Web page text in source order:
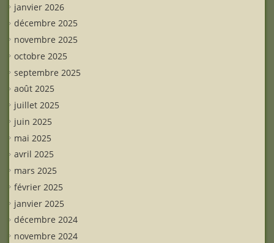
janvier 2026
décembre 2025
novembre 2025
octobre 2025
septembre 2025
août 2025
juillet 2025
juin 2025
mai 2025
avril 2025
mars 2025
février 2025
janvier 2025
décembre 2024
novembre 2024